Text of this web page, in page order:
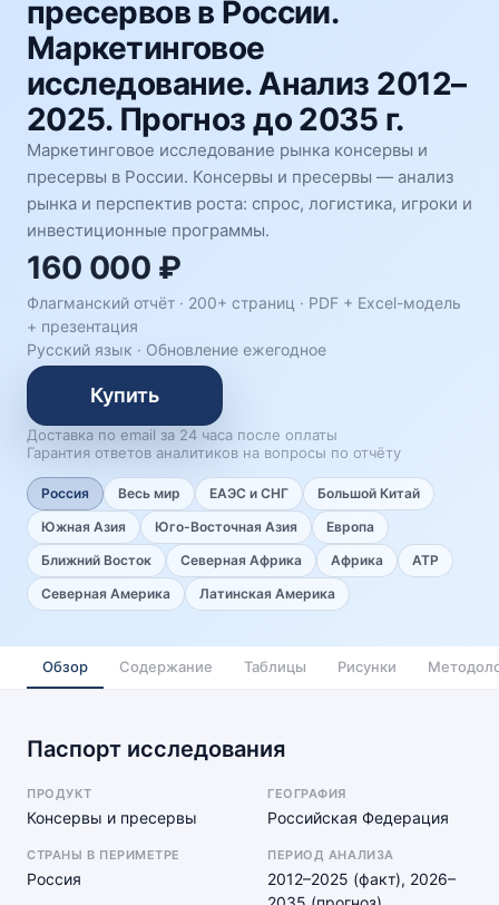
пресервов в России.
Маркетинговое
исследование. Анализ 2012–
2025. Прогноз до 2035 г.
Маркетинговое исследование рынка консервы и
пресервы в России. Консервы и пресервы — анализ
рынка и перспектив роста: спрос, логистика, игроки и
инвестиционные программы.
160 000 ₽
Флагманский отчёт · 200+ страниц · PDF + Excel-модель
+ презентация
Русский язык · Обновление ежегодное
Купить
Доставка по email за 24 часа после оплаты
Гарантия ответов аналитиков на вопросы по отчёту
Россия Весь мир ЕАЭС и СНГ
Большой Китай
Южная Азия
Юго-Восточная Азия
Европа
Ближний Восток
Северная Африка Африка
АТР
Северная Америка
Латинская Америка
Обзор Содержание Таблицы Рисунки
Паспорт исследования
ПРОДУКТ
Консервы и пресервы
ГЕОГРАФИЯ
Российская Федерация
СТРАНЫ В ПЕРИМЕТРЕ
Россия
ПЕРИОД АНАЛИЗА
2012–2025 (факт), 2026–